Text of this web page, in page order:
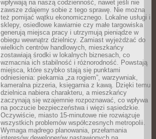
wpływają na naszą codzienność, nawet jeśli nie
zawsze zdajemy sobie z tego sprawę. Nie można
też pomijać wątku ekonomicznego. Lokalne usługi i
sklepy, osiedlowe kawiarnie czy małe targowiska
generują miejsca pracy i utrzymują pieniądze w
obiegu wewnątrz dzielnicy. Zamiast wyjeżdżać do
wielkich centrów handlowych, mieszkańcy
zostawiają środki w lokalnych biznesach, co
wzmacnia ich stabilność i różnorodność. Powstają
miejsca, które szybko stają się punktami
odniesienia: piekarnia „za rogiem”, warzywniak,
kameralna pizzeria, księgarnia z kawą. Dzięki temu
dzielnica nabiera charakteru, a mieszkańcy
zaczynają się wzajemnie rozpoznawać, co wpływa
na poczucie bezpieczeństwa i więzi sąsiedzkie.
Oczywiście, miasto 15-minutowe nie rozwiązuje
wszystkich problemów współczesnych metropolii.
Wymaga mądrego planowania, przełamania